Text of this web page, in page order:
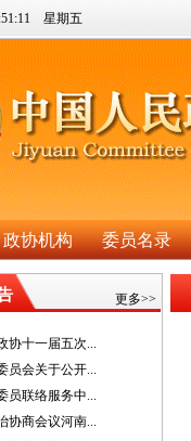
星期五
政协机构 委员名录
更多>>
协十一届五次...
员会关于公开...
员联络服务中...
协商会议河南...